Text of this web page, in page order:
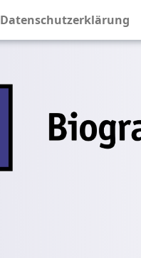
Datenschutzerklärung